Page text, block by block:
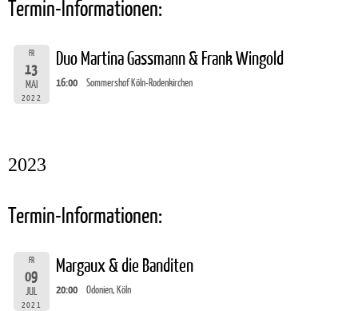
Termin-Informationen:
FR
13
MAI
2022
Duo Martina Gassmann & Frank Wingold
16:00 Sommershof Köln-Rodenkirchen
2023
Termin-Informationen:
FR
09
JUL
2021
Margaux & die Banditen
20:00 Odonien, Köln